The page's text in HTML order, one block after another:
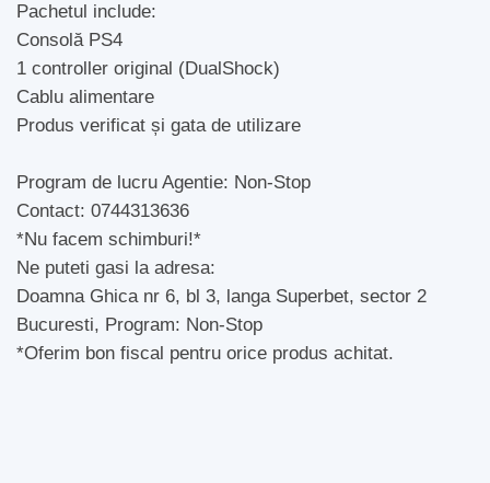
Pachetul include:
Consolă PS4
1 controller original (DualShock)
Cablu alimentare
Produs verificat și gata de utilizare
Program de lucru Agentie: Non-Stop
Contact: 0744313636
*Nu facem schimburi!*
Ne puteti gasi la adresa:
Doamna Ghica nr 6, bl 3, langa Superbet, sector 2
Bucuresti, Program: Non-Stop
*Oferim bon fiscal pentru orice produs achitat.